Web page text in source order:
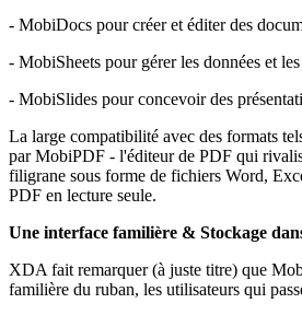
- MobiDocs pour créer et éditer des
- MobiSheets pour gérer les données et
- MobiSlides pour concevoir des
La large compatibilité avec des formats
par MobiPDF - l'éditeur de PDF qui
filigrane sous forme de fichiers Word,
PDF en lecture seule.
Une interface familière & Stockage
XDA fait remarquer (à juste titre) que
familière du ruban, les utilisateurs qui